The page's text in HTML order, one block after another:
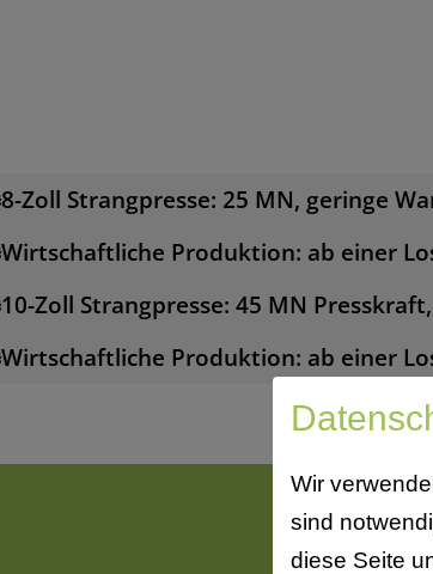
Wir
sind
diese Seite
8-Zoll Strangpresse: 25 MN, geringe
Wirtschaftliche Produktion: ab einer
10-Zoll Strangpresse: 45 MN
Wirtschaftliche Produktion: ab einer